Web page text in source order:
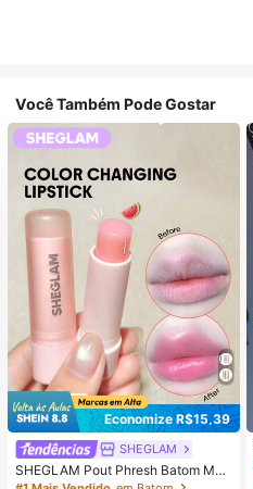
Você Também Pode Gostar
Economize R$15,39
SHEGLAM
SHEGLAM Pout Phresh Batom Mud
a De Cor-Watermelon Lip Combo M